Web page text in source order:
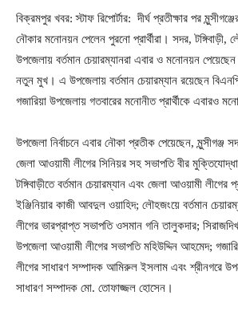
বিক্রমপুর খবর: স্টাফ রিপোর্টার: দীর্ঘ প্রতীক্ষার পর
নৌকার মনোনয়ন পেলেন পুরনো প্রার্থীরা। সদর, টঙ্গিবাড়ী,
উপজেলায় বর্তমান চেয়ারম্যানরা এবার ও মনোনয়ন
নতুন মুখ। এ উপজেলায় বর্তমান চেয়ারম্যান রয়েছেন
গজারিয়া উপজেলায় গতবারের মনোনীত প্রার্থীকে এবারও
উপজেলা নির্বাচনে এবার নৌকা প্রতীক পেয়েছেন, মুন্সীগঞ্জ
জেলা আওয়ামী লীগের সিনিয়র সহ সভাপতি বীর
টঙ্গিবাড়ীতে বর্তমান চেয়ারম্যান এবং জেলা আওয়ামী
ইঞ্জিনিয়ার কাজী আবদুল ওয়াহিদ; লৌহজংয়ে বর্তমান
লীগের ভারপ্রাপ্ত সভাপতি ওসমান গনি তালুকদার;
উপজেলা আওয়ামী লীগের সভাপতি মহিউদ্দিন আহমেদ;
লীগের সাধারণ সম্পাদক আমিরুল ইসলাম এবং শ্রীনগরে
সাধারণ সম্পাদক মো. তোফাজ্জল হোসেন।